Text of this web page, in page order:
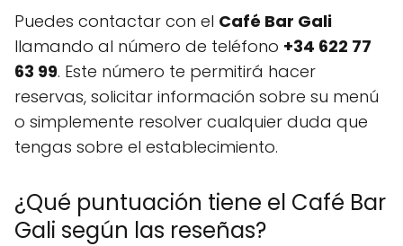
Puedes contactar con el Café Bar Gali
llamando al número de teléfono +34 622 77
63 99. Este número te permitirá hacer
reservas, solicitar información sobre su menú
o simplemente resolver cualquier duda que
tengas sobre el establecimiento.
¿Qué puntuación tiene el Café Bar
Gali según las reseñas?